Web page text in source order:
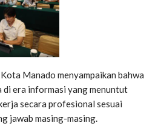
Manado menyampaikan bahwa
di era informasi yang menuntut
secara profesional sesuai
jawab masing-masing.